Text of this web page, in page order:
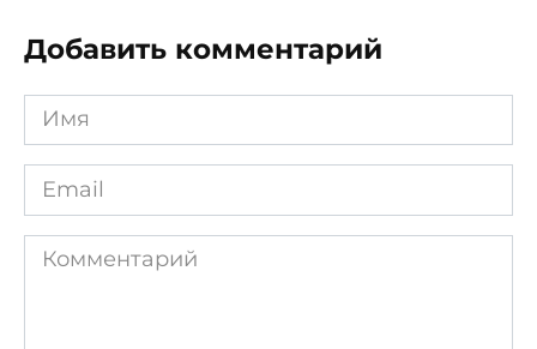
Добавить комментарий
Имя
*
Email
*
Комментарий